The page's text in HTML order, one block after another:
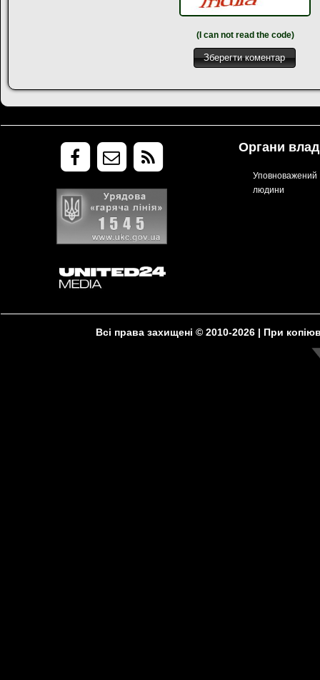
(I can not read the code)
Органи
Уповноважений
людини
Всі права захищені © 2010-2026 | При